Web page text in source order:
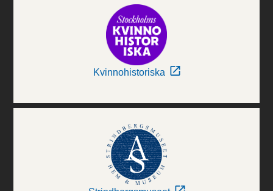
Kvinnohistoriska